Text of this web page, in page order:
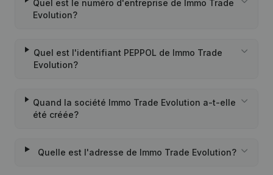
Quel est le numéro d'entreprise de Immo Trade
Evolution?
Quel est l'identifiant PEPPOL de Immo Trade
Evolution?
Quand la société Immo Trade Evolution a-t-elle
été créée?
Quelle est l'adresse de Immo Trade Evolution?